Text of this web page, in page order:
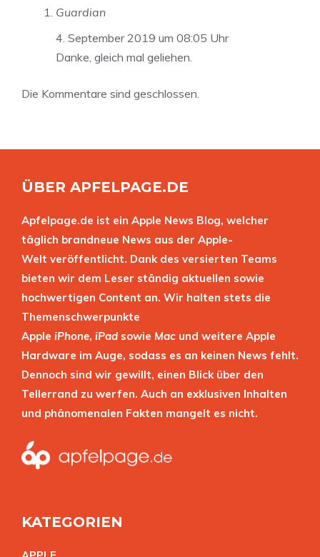
Guardian
4. September 2019 um 08:05 Uhr
Danke, gleich mal geliehen.
Die Kommentare sind geschlossen.
ÜBER APFELPAGE.DE
Apfelpage.de ist ein Apple News Blog, welcher
täglich brandneue News aus der Apple-
Welt veröffentlicht. Dank des versierten Teams
bieten wir dem Leser ständig aktuellen sowie
hochwertigen Content an. Wir halten stets die
Themenschwerpunkte
Apple iPhone, iPad sowie Mac und weitere Apple
Hardware im Auge, sodass es an keinen News fehlt.
Dennoch sind wir gewillt, einen Blick über den
Tellerrand zu werfen. Auch an exklusiven Inhalten
und phänomenalen Fakten mangelt es nicht.
KATEGORIEN